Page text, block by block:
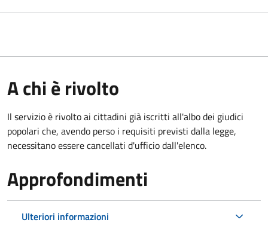
A chi è rivolto
Il servizio è rivolto ai cittadini già iscritti all'albo dei giudici
popolari che, avendo perso i requisiti previsti dalla legge,
necessitano essere cancellati d'ufficio dall'elenco.
Approfondimenti
Ulteriori informazioni